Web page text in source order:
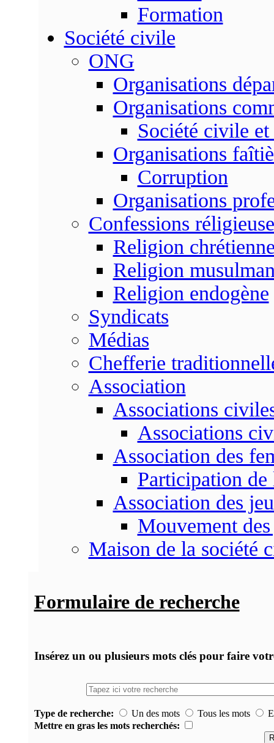
Formation
Société civile
ONG
Organisations
Organisations
Société civile
Organisations
Corruption
Organisations
Confessions
Religion
Religion
Religion endogène
Syndicats
Médias
Chefferie
Association
Associations
Associations
Association des
Participation de
Association des
Mouvement
Maison de la société
Formulaire de recherche
Insérez un ou plusieurs mots clés pour faire
Type de recherche: Un des mots Tous les mots
Mettre en gras les mots recherchés: